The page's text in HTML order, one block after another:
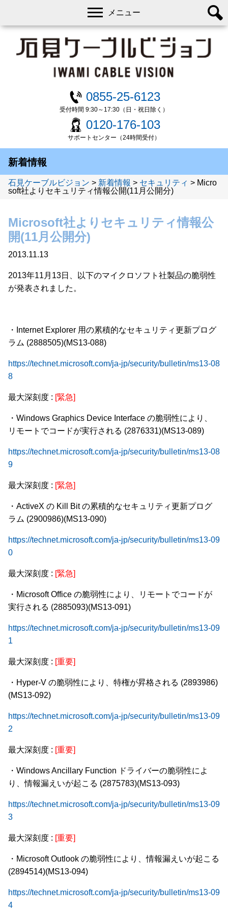
0855-25-6123
受付時間 9:30～17:30（日・祝日除く）
0120-176-103
サポートセンター（24時間受付）
メニュー
新着情報
石見ケーブルビジョン > 新着情報 > セキュリティ > Micro
soft社よりセキュリティ情報公開(11月公開分)
Microsoft社よりセキュリティ情報公
開(11月公開分)
2013.11.13
2013年11月13日、以下のマイクロソフト社製品の脆弱性
が発表されました。
・Internet Explorer 用の累積的なセキュリティ更新プログ
ラム (2888505)(MS13-088)
https://technet.microsoft.com/ja-jp/security/bulletin/ms13-08
8
最大深刻度 : [緊急]
・Windows Graphics Device Interface の脆弱性により、
リモートでコードが実行される (2876331)(MS13-089)
https://technet.microsoft.com/ja-jp/security/bulletin/ms13-08
9
最大深刻度 : [緊急]
・ActiveX の Kill Bit の累積的なセキュリティ更新プログ
ラム (2900986)(MS13-090)
https://technet.microsoft.com/ja-jp/security/bulletin/ms13-09
0
最大深刻度 : [緊急]
・Microsoft Office の脆弱性により、リモートでコードが
実行される (2885093)(MS13-091)
https://technet.microsoft.com/ja-jp/security/bulletin/ms13-09
1
最大深刻度 : [重要]
・Hyper-V の脆弱性により、特権が昇格される (2893986)
(MS13-092)
https://technet.microsoft.com/ja-jp/security/bulletin/ms13-09
2
最大深刻度 : [重要]
・Windows Ancillary Function ドライバーの脆弱性によ
り、情報漏えいが起こる (2875783)(MS13-093)
https://technet.microsoft.com/ja-jp/security/bulletin/ms13-09
3
最大深刻度 : [重要]
・Microsoft Outlook の脆弱性により、情報漏えいが起こる
(2894514)(MS13-094)
https://technet.microsoft.com/ja-jp/security/bulletin/ms13-09
4